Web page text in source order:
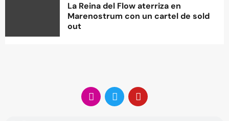
La Reina del Flow aterriza en
Marenostrum con un cartel de sold
out